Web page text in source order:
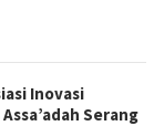
Inovasi
Serang